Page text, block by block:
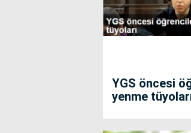
YGS öncesi
yenme